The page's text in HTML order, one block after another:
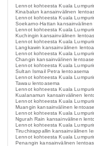
Lennot kohteesta Kuala
Kinabalun kansainvälinen
Lennot kohteesta Kuala
Soekarno-Hattan kansainvälinen
Lennot kohteesta Kuala
Kuchingin kansainvälinen
Lennot kohteesta Kuala
Langkawin kansainvälinen
Lennot kohteesta Kuala
Changin kansainvälinen
Lennot kohteesta Kuala
Sultan Ismail Petra lentoasema
Lennot kohteesta Kuala
Tawau lentoasema
Lennot kohteesta Kuala
Kualanamun kansainvälinen
Lennot kohteesta Kuala
Muangin kansainvälinen
Lennot kohteesta Kuala
Ngurah Rain kansainvälinen
Lennot kohteesta Kuala
Tiruchirappallin kansainvälinen
Lennot kohteesta Kuala
Penangin kansainvälinen